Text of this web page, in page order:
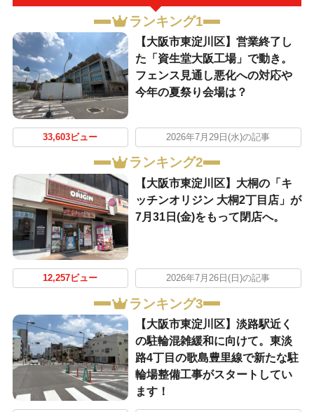
ランキング1
【大阪市東淀川区】営業終了し
た「資生堂大阪工場」で動き。
フェンス見通し悪化への対応や
今年の夏祭り会場は？
33,603ビュー 2026年7月29日(水)の記事
ランキング2
【大阪市東淀川区】大桐の「キ
ッチンオリジン 大桐2丁目店」が
7月31日(金)をもって閉店へ。
12,257ビュー 2026年7月26日(日)の記事
ランキング3
【大阪市東淀川区】淡路駅近く
の駐輪混雑緩和に向けて。東淡
路4丁目の歌島豊里線で新たな駐
輪場整備工事がスタートしてい
ます！